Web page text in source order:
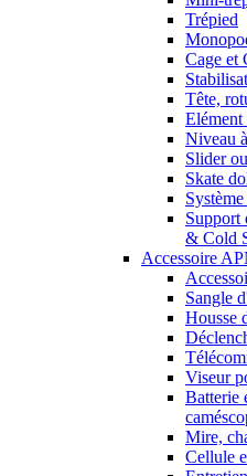
Trépied
Cage et
Tête,
Elément
Niveau
Slider
Skate
Support
& Cold
Accessoire
Sangle
Housse
Viseur
Batterie
Mire,
Cellule